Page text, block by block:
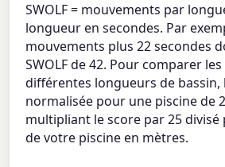
SWOLF = mouvements par
longueur en secondes. Par
mouvements plus 22 secondes
SWOLF de 42. Pour comparer
différentes longueurs de bassin,
normalisée pour une piscine de
multipliant le score par 25
de votre piscine en mètres.